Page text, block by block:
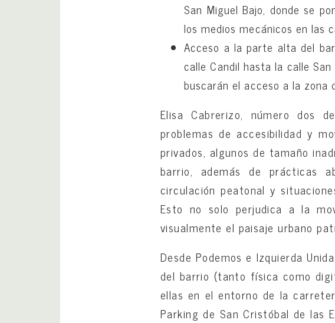
San Miguel Bajo, donde se
los medios mecánicos en las
Acceso a la parte alta del
calle Candil hasta la calle
buscarán el acceso a la zona
Elisa Cabrerizo, número dos
problemas de accesibilidad y
privados, algunos de tamaño
barrio, además de prácticas
circulación peatonal y
Esto no solo perjudica a la
visualmente el paisaje urbano
Desde Podemos e Izquierda
del barrio (tanto física como
ellas en el entorno de la
Parking de San Cristóbal de las